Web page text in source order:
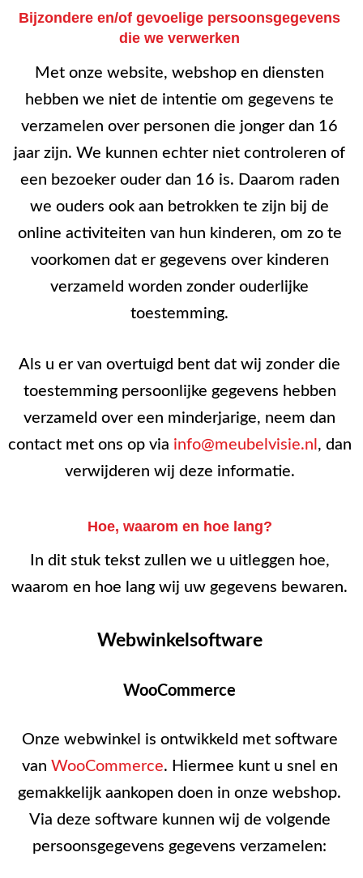
Bijzondere en/of gevoelige persoonsgegevens
die we verwerken
Met onze website, webshop en diensten
hebben we niet de intentie om gegevens te
verzamelen over personen die jonger dan 16
jaar zijn. We kunnen echter niet controleren of
een bezoeker ouder dan 16 is. Daarom raden
we ouders ook aan betrokken te zijn bij de
online activiteiten van hun kinderen, om zo te
voorkomen dat er gegevens over kinderen
verzameld worden zonder ouderlijke
toestemming.
Als u er van overtuigd bent dat wij zonder die
toestemming persoonlijke gegevens hebben
verzameld over een minderjarige, neem dan
contact met ons op via info@meubelvisie.nl , dan
verwijderen wij deze informatie.
Hoe, waarom en hoe lang?
In dit stuk tekst zullen we u uitleggen hoe,
waarom en hoe lang wij uw gegevens bewaren.
Webwinkelsoftware
WooCommerce
Onze webwinkel is ontwikkeld met software
van WooCommerce. Hiermee kunt u snel en
gemakkelijk aankopen doen in onze webshop.
Via deze software kunnen wij de volgende
persoonsgegevens gegevens verzamelen: